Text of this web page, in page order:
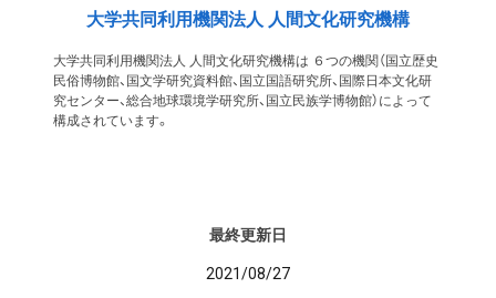
大学共同利用機関法人 人間文化研究機構
大学共同利用機関法人 人間文化研究機構は ６つの機関（国立歴史
民俗博物館、国文学研究資料館、国立国語研究所、国際日本文化研
究センター、総合地球環境学研究所、国立民族学博物館）によって
構成されています。
最終更新日
2021/08/27